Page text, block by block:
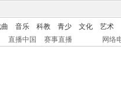
音乐 科教 青少 文化
艺术
直播中国 赛事直播 网络